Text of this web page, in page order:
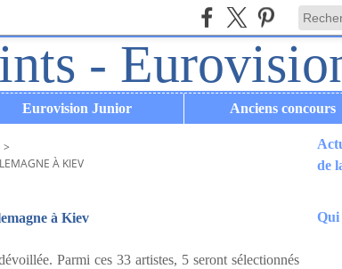
Eurovision Junior Anciens concours
>
À KIEV
à Kiev
Parmi ces 33 artistes, 5 seront sélectionnés
de
Qui